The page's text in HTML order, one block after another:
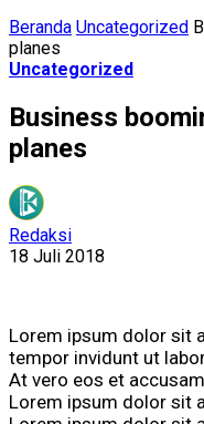
Beranda Uncategorized
planes
Uncategorized
Business
planes
Redaksi
18 Juli 2018
Lorem ipsum dolor sit
tempor invidunt ut
At vero eos et
Lorem ipsum dolor sit